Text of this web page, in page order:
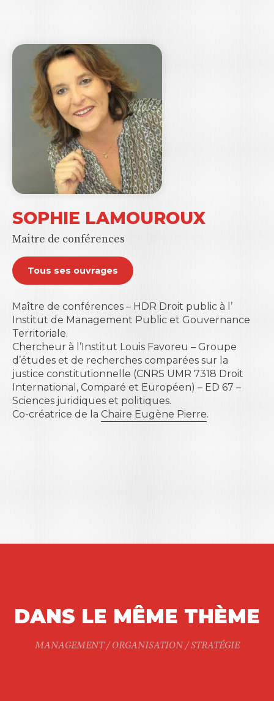
SOPHIE LAMOUROUX
Maitre de conférences
Tous ses ouvrages
Maître de conférences – HDR Droit public à l’
Institut de Management Public et Gouvernance
Territoriale.
Chercheur à l’Institut Louis Favoreu – Groupe
d’études et de recherches comparées sur la
justice constitutionnelle (CNRS UMR 7318 Droit
International, Comparé et Européen) – ED 67 –
Sciences juridiques et politiques.
Co-créatrice de la Chaire Eugène Pierre.
DANS LE MÊME THÈME
MANAGEMENT / ORGANISATION / STRATÉGIE